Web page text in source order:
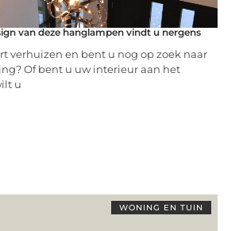
van deze hanglampen vindt u nergens
verhuizen en bent u nog op zoek naar
Of bent u uw interieur aan het
u
WONING EN TUIN